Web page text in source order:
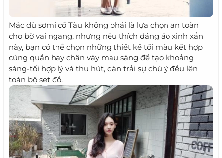
Mặc dù sơmi cổ Tàu không phải là lựa chọn an toàn
cho bờ vai ngang, nhưng nếu thích dáng áo xinh xắn
này, bạn có thể chọn những thiết kế tối màu kết hợp
cùng quần hay chân váy màu sáng để tạo khoảng
sáng-tối hợp lý và thu hút, dàn trải sự chú ý đều lên
toàn bộ set đồ.